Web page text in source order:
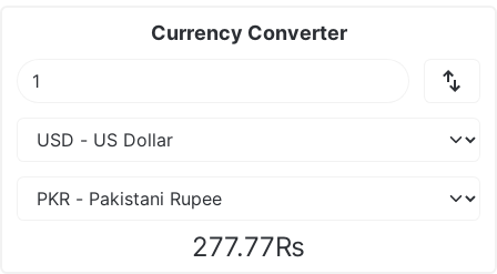
Currency Converter
277.77₨